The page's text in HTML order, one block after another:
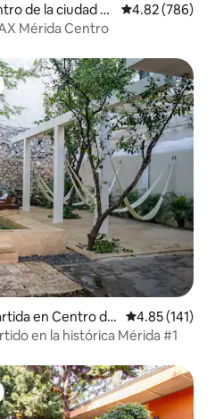
de la ciudad d
Calificación
4.82 (786)
Mérida Centro
en Centro de
Calificación
4.85 (141)
en la histórica Mérida #1